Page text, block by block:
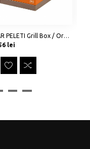
GRATAR PELETI Grill Box / Orange cu Grilaje
lei